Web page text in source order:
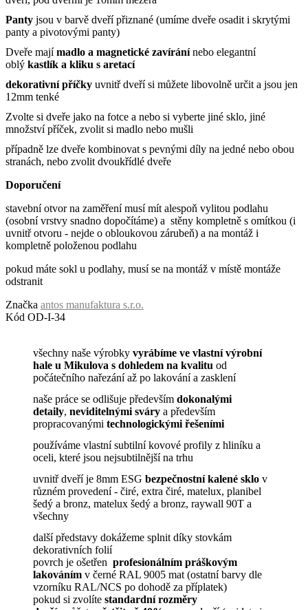
Panty jsou v barvě dveří přiznané (umíme dveře osadit i skrytými
panty a pivotovými panty)
Dveře majímadlo a magnetické zavíránínebo elegantní
oblý kastlík a kliku s aretací
dekorativní příčky uvnitř dveří si můžete libovolně určit a jsou jen
12mm tenké
Zvolte si dveře jako na fotce a nebo si vyberte jiné sklo, jiné
množství příček, zvolit si madlo nebo mušli
případně lze dveře kombinovat s pevnými díly na jedné nebo obou
stranách, nebo zvolit dvoukřídlé dveře
Doporučení
stavební otvor na zaměření musí mít alespoň vylitou podlahu
(osobní vrstvy snadno dopočítáme) a stěny kompletně s omítkou (i
uvnitř otvoru - nejde o obloukovou zárubeň) a na montáž i
kompletně položenou podlahu
pokud máte sokl u podlahy, musí se na montáž v místě montáže
odstranit
Značka antos manufaktura s.r.o.
Kód OD-I-34
všechny naše výrobky vyrábíme ve vlastní výrobní
hale u Mikulova s dohledem na kvalitu od
počátečního nařezání až po lakování a zasklení
naše práce se odlišuje především dokonalými
detaily, neviditelnými sváry a především
propracovanými technologickými řešeními
používáme vlastní subtilní kovové profily z hliníku a
oceli, které jsou nejsubtilnější na trhu
uvnitř dveří je 8mm ESG bezpečnostní kalené sklo v
různém provedení - čiré, extra čiré, matelux, planibel
šedý a bronz, matelux šedý a bronz, raywall 90T a
všechny
další představy dokážeme splnit díky stovkám
dekorativních folií
povrch je ošetřen profesionálním práškovým
lakováním v černé RAL 9005 mat (ostatní barvy dle
vzorníku RAL/NCS po dohodě za příplatek)
pokud si zvolíte standardní rozměry